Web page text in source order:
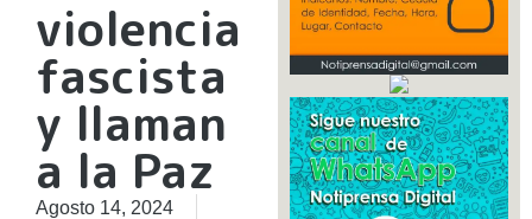
violencia
fascista
y llaman
a la Paz
Agosto 14, 2024